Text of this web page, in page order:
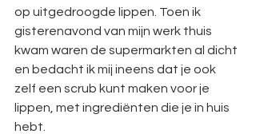
op uitgedroogde lippen. Toen ik
gisterenavond van mijn werk thuis
kwam waren de supermarkten al dicht
en bedacht ik mij ineens dat je ook
zelf een scrub kunt maken voor je
lippen, met ingrediënten die je in huis
hebt.